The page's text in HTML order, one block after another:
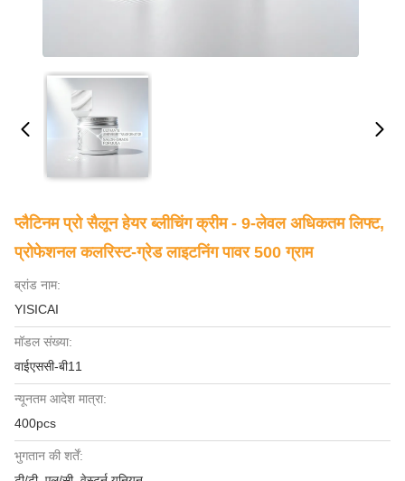
प्लैटिनम प्रो सैलून हेयर ब्लीचिंग क्रीम - 9-लेवल अधिकतम लिफ्ट,
प्रोफेशनल कलरिस्ट-ग्रेड लाइटनिंग पावर 500 ग्राम
ब्रांड नाम:
YISICAI
मॉडल संख्या:
वाईएससी-बी11
न्यूनतम आदेश मात्रा:
400pcs
भुगतान की शर्तें: